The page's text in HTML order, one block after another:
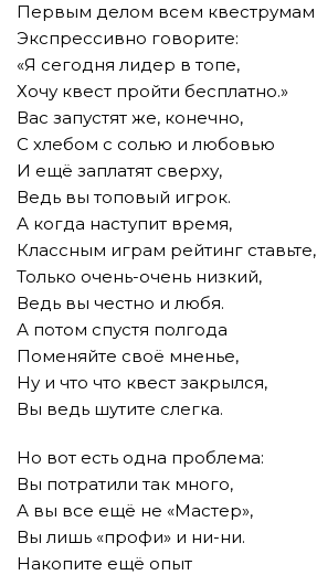
Первым делом всем квеструмам
Экспрессивно говорите:
«Я сегодня лидер в топе,
Хочу квест пройти бесплатно.»
Вас запустят же, конечно,
С хлебом с солью и любовью
И ещё заплатят сверху,
Ведь вы топовый игрок.
А когда наступит время,
Классным играм рейтинг ставьте,
Только очень-очень низкий,
Ведь вы честно и любя.
А потом спустя полгода
Поменяйте своё мненье,
Ну и что что квест закрылся,
Вы ведь шутите слегка.
Но вот есть одна проблема:
Вы потратили так много,
А вы все ещё не «Мастер»,
Вы лишь «профи» и ни-ни.
Накопите ещё опыт